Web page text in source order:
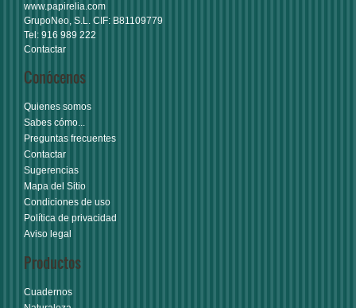
www.papirelia.com
GrupoNeo, S.L. CIF: B81109779
Tel: 916 989 222
Contactar
Conócenos
Quienes somos
Sabes cómo...
Preguntas frecuentes
Contactar
Sugerencias
Mapa del Sitio
Condiciones de uso
Política de privacidad
Aviso legal
Productos
Cuadernos